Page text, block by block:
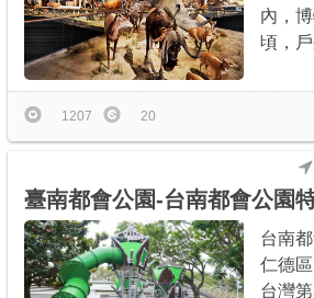
內，
頃，
1207 20
臺南都會公園-台南都會公園
台南
仁德
台灣